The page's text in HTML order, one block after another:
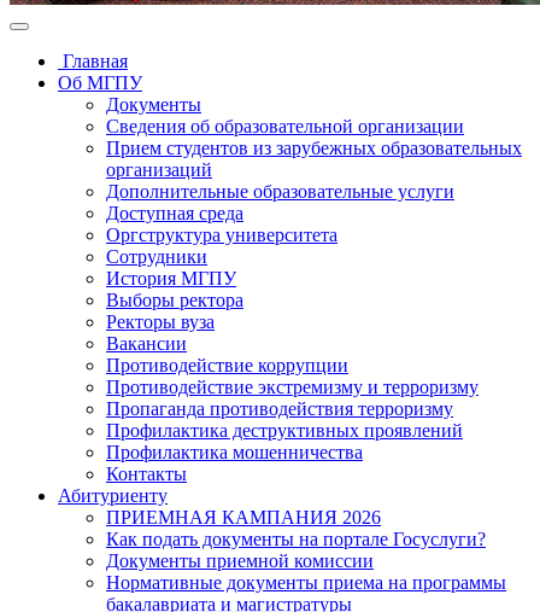
Главная
Об МГПУ
Документы
Сведения об образовательной организации
Прием студентов из зарубежных образовательных
организаций
Дополнительные образовательные услуги
Доступная среда
Оргструктура университета
Сотрудники
История МГПУ
Выборы ректора
Ректоры вуза
Вакансии
Противодействие коррупции
Противодействие экстремизму и терроризму
Пропаганда противодействия терроризму
Профилактика деструктивных проявлений
Профилактика мошенничества
Контакты
Абитуриенту
ПРИЕМНАЯ КАМПАНИЯ 2026
Как подать документы на портале Госуслуги?
Документы приемной комиссии
Нормативные документы приема на программы
бакалавриата и магистратуры